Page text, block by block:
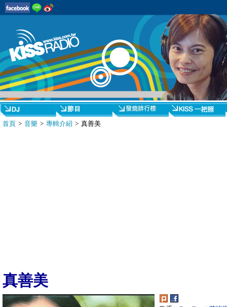
首頁 > 音樂 > 專輯介紹 > 真善美
真善美